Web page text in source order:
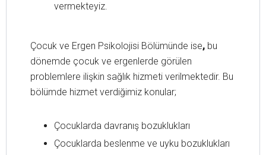
vermekteyiz.
Çocuk ve Ergen Psikolojisi Bölümünde ise, bu
dönemde çocuk ve ergenlerde görülen
problemlere ilişkin sağlık hizmeti verilmektedir. Bu
bölümde hizmet verdiğimiz konular;
Çocuklarda davranış bozuklukları
Çocuklarda beslenme ve uyku bozuklukları